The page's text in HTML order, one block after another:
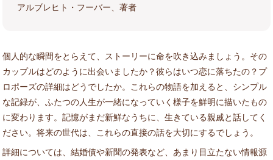
アルブレヒト・フーバー、著者
個人的な瞬間をとらえて、ストーリーに命を吹き込みましょう。その
カップルはどのように出会いましたか？彼らはいつ恋に落ちたの？プ
ロポーズの詳細はどうでしたか。これらの物語を加えると、シンプル
な記録が、ふたつの人生が一緒になっていく様子を鮮明に描いたもの
に変わります。記憶がまだ新鮮なうちに、生きている親戚と話してく
ださい。将来の世代は、これらの直接の話を大切にするでしょう。
詳細については、結婚債や新聞の発表など、あまり目立たない情報源